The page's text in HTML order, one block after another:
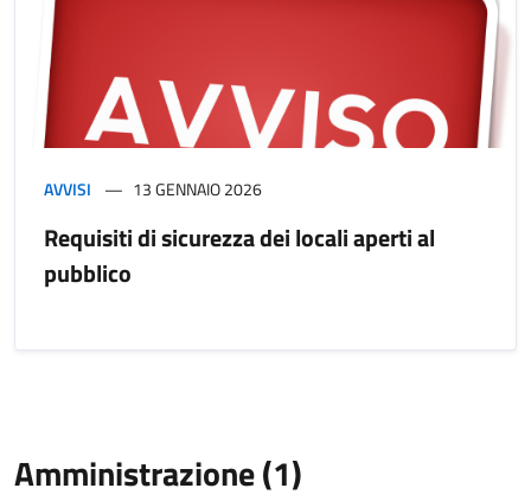
AVVISI 13 GENNAIO 2026
Requisiti di sicurezza dei locali aperti al
pubblico
Amministrazione (1)